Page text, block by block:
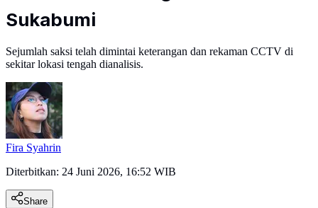
Sukabumi
Sejumlah saksi telah dimintai keterangan dan rekaman CCTV di
sekitar lokasi tengah dianalisis.
Fira Syahrin
Diterbitkan: 24 Juni 2026, 16:52 WIB
Share